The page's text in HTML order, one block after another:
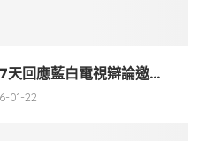
天回應藍白電視辯論邀...
01-22